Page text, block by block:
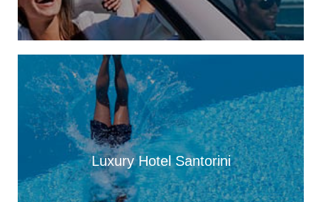
10:38
Ακύρωση της βραδιάς τζαζ μουσικής, στην Πεσσάδα
Αυτοκίνητο τυλίχθηκε στις φλόγες κοντά στην Κοργιαλένειο
Βιβλιοθήκη, στο Αργοστόλι
10:22
Ανάφλεξη στην χωματερή, στην Λαγκάδα
Συναυλία της Μαντολινάτας Δήμου Αργοστολίου, στις 7
Αυγούστου στον κήπο Νάπιερ
Luxury Hotel Santorini